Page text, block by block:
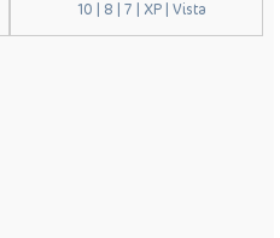
10 | 8 | 7 | XP | Vista